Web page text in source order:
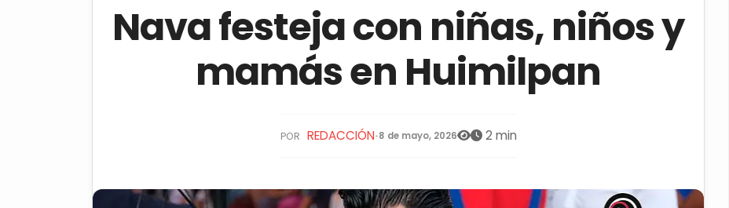
Nava festeja con niñas, niños y
mamás en Huimilpan
POR REDACCIÓN•8 de mayo, 2026 2 min